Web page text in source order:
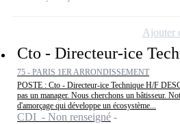
Cto - Directeur-ice
75 - PARIS 1ER ARRONDISSEMENT
POSTE : Cto - Directeur-ice Technique H/F
pas un manager. Nous cherchons un bâtisseur.
d'amorçage qui développe un écosystème...
CDI - Non renseigné
Ajouter